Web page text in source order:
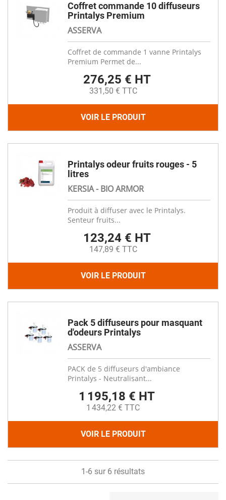
Coffret commande 10 diffuseurs
Printalys Premium
ASSERVA
Coffret de commande 1 vanne Printalys
Premium Permet de...
276,25 € HT
331,50 € TTC
VOIR LE PRODUIT
Printalys odeur fruits rouges - 5
litres
KERSIA - BIO ARMOR
Produit à diffuser avec le Printalys.
Senteur fruits...
123,24 € HT
147,89 € TTC
VOIR LE PRODUIT
Pack 5 diffuseurs pour masquant
d'odeurs Printalys
ASSERVA
PACK de 5 diffuseurs d'ambiance
Printalys - Neutralisant...
1 195,18 € HT
1 434,22 € TTC
VOIR LE PRODUIT
1-6 sur 6 résultats